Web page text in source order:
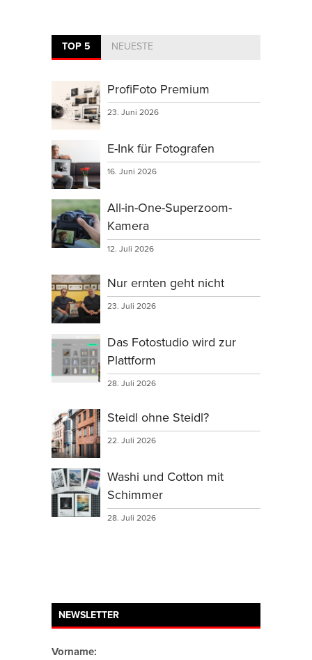
TOP 5 NEUESTE
ProfiFoto Premium
23. Juni 2026
E-Ink für Fotografen
16. Juni 2026
All-in-One-Superzoom-
Kamera
12. Juli 2026
Nur ernten geht nicht
23. Juli 2026
Das Fotostudio wird zur
Plattform
28. Juli 2026
Steidl ohne Steidl?
22. Juli 2026
Washi und Cotton mit
Schimmer
28. Juli 2026
NEWSLETTER
Vorname: